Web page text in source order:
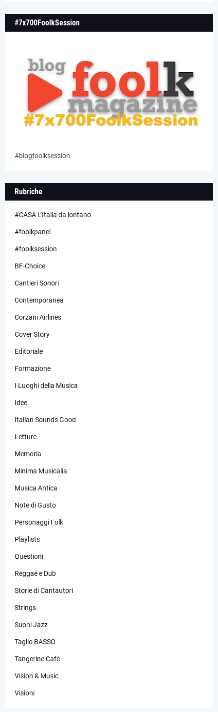
#7x700FoolkSession
#blogfoolksession
Rubriche
#CASA L’Italia da lontano
#foolkpanel
#foolksession
BF-Choice
Cantieri Sonori
Contemporanea
Corzani Airlines
Cover Story
Editoriale
Formazione
I Luoghi della Musica
Idee
Italian Sounds Good
Letture
Memoria
Minima Musicalia
Musica Antica
Note di Gusto
Personaggi Folk
Playlists
Questioni
Reggae e Dub
Storie di Cantautori
Strings
Suoni Jazz
Taglio BASSO
Tangerine Cafè
Vision & Music
Visioni